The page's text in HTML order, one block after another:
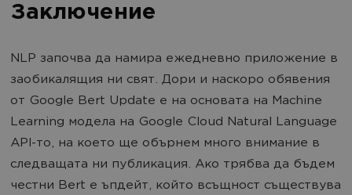
Заключение
NLP започва да намира ежедневно приложение в
заобикалящия ни свят. Дори и наскоро обявения
от Google Bert Update е на основата на Machine
Learning модела на Google Cloud Natural Language
API-то, на което ще обърнем много внимание в
следващата ни публикация. Ако трябва да бъдем
честни Bert е ъпдейт, който всъщност съществува